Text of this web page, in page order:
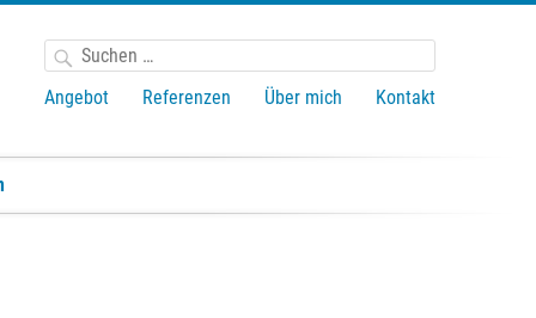
Suchen
Angebot Referenzen Über mich Kontakt